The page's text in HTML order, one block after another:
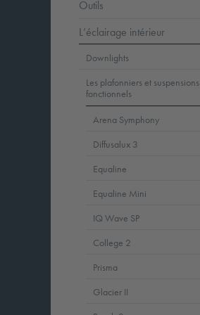
Outils
L’éclairage intérieur
Downlights
Les plafonniers et suspensions
fonctionnels
Arena Symphony
Diffusalux 3
Equaline
Equaline Mini
IQ Wave SP
College 2
Prisma
Glacier II